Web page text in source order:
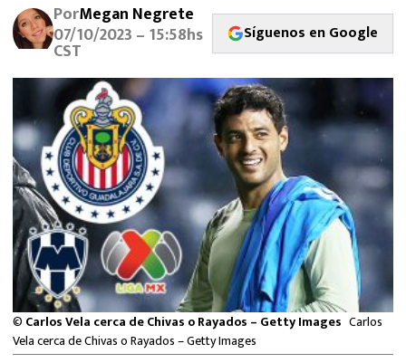
FUTBOL INTERNACIONAL
MEXICANOS EN EL EXTRANJERO
FUTBOL ESTUFA
FÓRMULA 1
BOXEO
LIGA MX
NFL
PorMegan Negrete
07/10/2023 – 15:58hs
CST
Síguenos en Google
© Carlos Vela cerca de Chivas o Rayados – Getty Images Carlos
Vela cerca de Chivas o Rayados – Getty Images